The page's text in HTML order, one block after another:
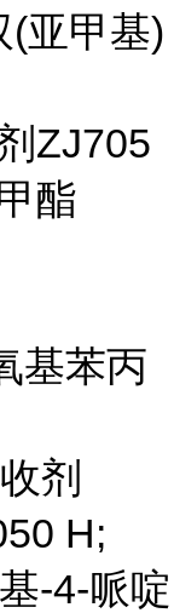
(亚甲基)
ZJ705
酯
基苯丙
剂
H;
-4-哌啶